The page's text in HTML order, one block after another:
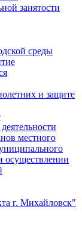
занятости
среды
и защите
местного
осуществлении
г. Михайловск"